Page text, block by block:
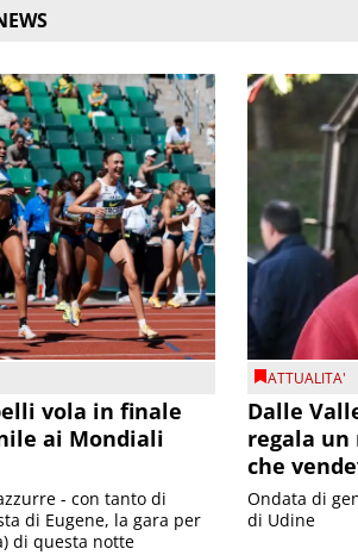
vola in finale
ai Mondiali
- con tanto di
di Eugene, la gara per
di questa notte
ATTUALITA'
Dalle
regala un
che
Ondata di
di Udine